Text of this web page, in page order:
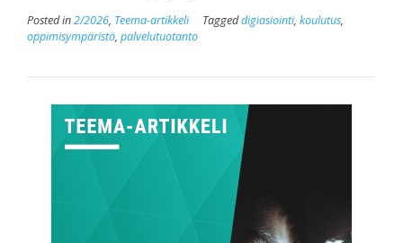
Posted in2/2026, Teema-artikkeli Taggeddigiasiointi, koulutus,
oppimisympäristö, palvelutuotanto